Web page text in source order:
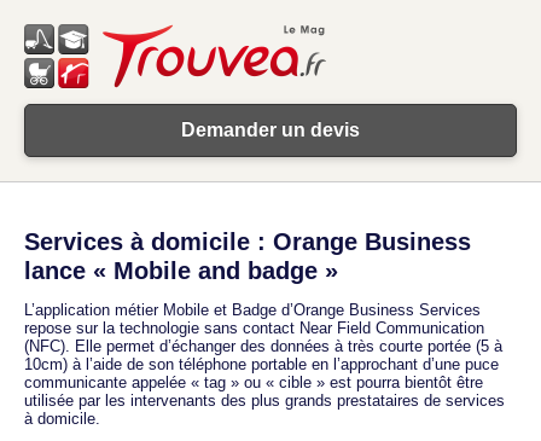
Demander un devis
Services à domicile : Orange Business
lance « Mobile and badge »
L’application métier Mobile et Badge d’Orange Business Services
repose sur la technologie sans contact Near Field Communication
(NFC). Elle permet d’échanger des données à très courte portée (5 à
10cm) à l’aide de son téléphone portable en l’approchant d’une puce
communicante appelée « tag » ou « cible » est pourra bientôt être
utilisée par les intervenants des plus grands prestataires de services
à domicile.